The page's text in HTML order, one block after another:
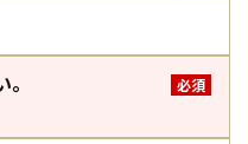
必須